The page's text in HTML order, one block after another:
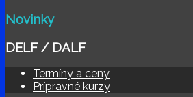
Novinky
DELF / DALF
Termíny a ceny
Prípravné kurzy